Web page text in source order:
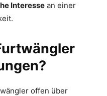
Interesse an einer
offen über